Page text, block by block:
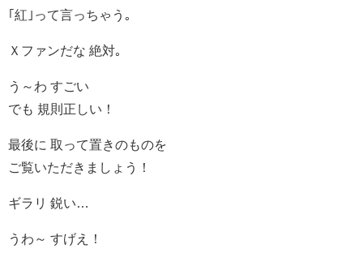
｢紅｣って言っちゃう｡
Ｘファンだな 絶対｡
う～わ すごい
でも 規則正しい！
最後に 取って置きのものを
ご覧いただきましょう！
ギラリ 鋭い…
うわ～ すげえ！